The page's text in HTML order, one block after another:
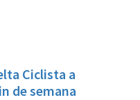
Ciclista a
de semana